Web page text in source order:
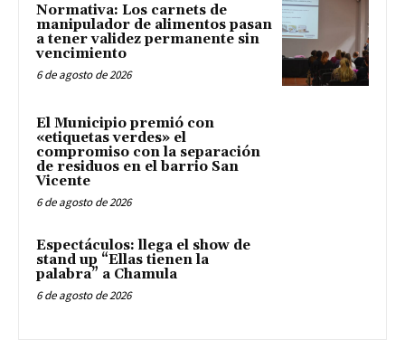
Normativa: Los carnets de
manipulador de alimentos pasan
a tener validez permanente sin
vencimiento
6 de agosto de 2026
El Municipio premió con
«etiquetas verdes» el
compromiso con la separación
de residuos en el barrio San
Vicente
6 de agosto de 2026
Espectáculos: llega el show de
stand up “Ellas tienen la
palabra” a Chamula
6 de agosto de 2026